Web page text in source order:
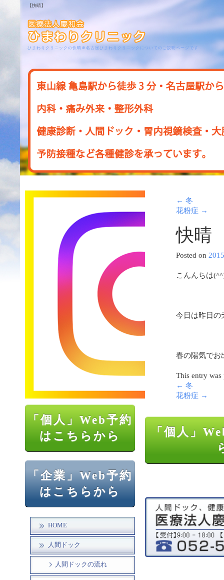
【快晴】
ひまわりクリニックの快晴＠名古屋ひまわりクリニックについてのご説明ページです
「個人」Web予約
はこちらから
「企業」Web予約
はこちらから
HOME
人間ドック
人間ドックの流れ
← 冬
花粉症 →
快晴
Posted on
こんんちは
今日は昨日の
春の陽気でお
This entry
← 冬
花粉症 →
「個人」